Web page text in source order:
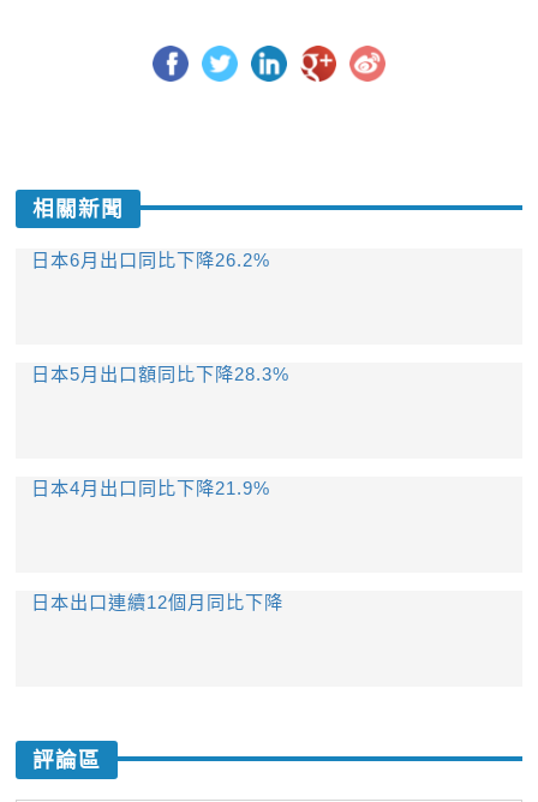
相關新聞
日本6月出口同比下降26.2%
日本5月出口額同比下降28.3%
日本4月出口同比下降21.9%
日本出口連續12個月同比下降
評論區